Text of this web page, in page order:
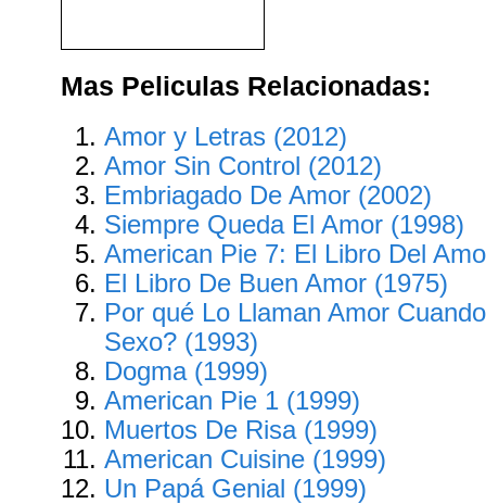
Mas Peliculas Relacionadas:
Amor y Letras (2012)
Amor Sin Control (2012)
Embriagado De Amor (2002)
Siempre Queda El Amor (1998)
American Pie 7: El Libro Del
El Libro De Buen Amor (1975)
Por qué Lo Llaman Amor
Sexo? (1993)
Dogma (1999)
American Pie 1 (1999)
Muertos De Risa (1999)
American Cuisine (1999)
Un Papá Genial (1999)